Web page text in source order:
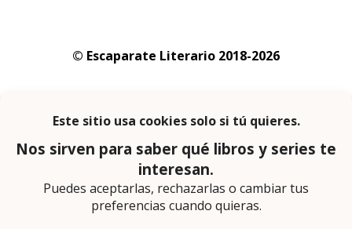
© Escaparate Literario 2018-2026
privacidad
En calidad de afiliado de Amazon obtengo
ingresos por las compras adscritas que